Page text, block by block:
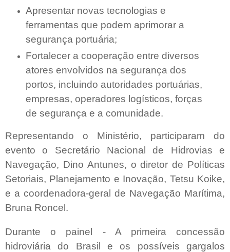
Apresentar novas tecnologias e
ferramentas que podem aprimorar a
segurança portuária;
Fortalecer a cooperação entre diversos
atores envolvidos na segurança dos
portos, incluindo autoridades portuárias,
empresas, operadores logísticos, forças
de segurança e a comunidade.
Representando o Ministério, participaram do
evento o Secretário Nacional de Hidrovias e
Navegação, Dino Antunes, o diretor de Políticas
Setoriais, Planejamento e Inovação, Tetsu Koike,
e a coordenadora-geral de Navegação Marítima,
Bruna Roncel.
Durante o painel - A primeira concessão
hidroviária do Brasil e os possíveis gargalos